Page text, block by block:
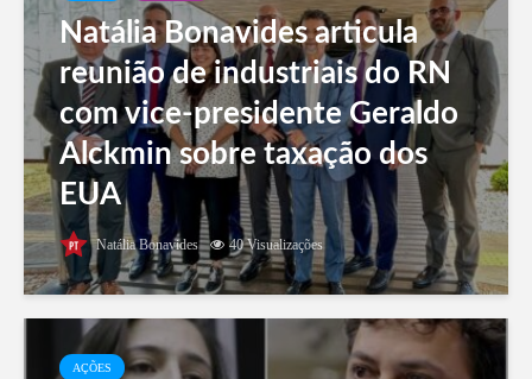
Natália Bonavides articula
reunião de industriais do RN
com vice-presidente Geraldo
Alckmin sobre taxação dos
EUA
Natália Bonavides 40 Visualizações
AÇÕES